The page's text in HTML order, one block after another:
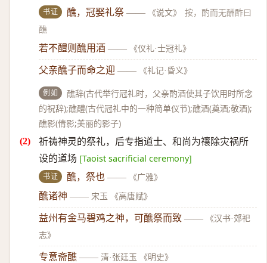
书证 醮，冠娶礼祭 —— 《说文》
按，酌而无酬酢曰
醮
若不醴则醮用酒 —— 《仪礼·士冠礼》
父亲醮子而命之迎 —— 《礼记·昏义》
例如
醮辞(古代举行冠礼时，父亲酌酒使其子饮用时所念
的祝辞);醮醴(古代冠礼中的一种简单仪节);醮酒(奠酒;敬酒);
醮影(倩影;美丽的影子)
祈祷神灵的祭礼，后专指道士、和尚为禳除灾祸所
设的道场 [Taoist sacrificial ceremony]
书证 醮，祭也 —— 《广雅》
醮诸神 —— 宋玉 《高唐赋》
益州有金马碧鸡之神，可醮祭而致 ——
《汉书·郊祀
志》
专意斋醮 —— 清·张廷玉 《明史》